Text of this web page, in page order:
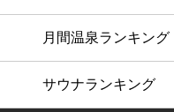
月間温泉ランキング
サウナランキング